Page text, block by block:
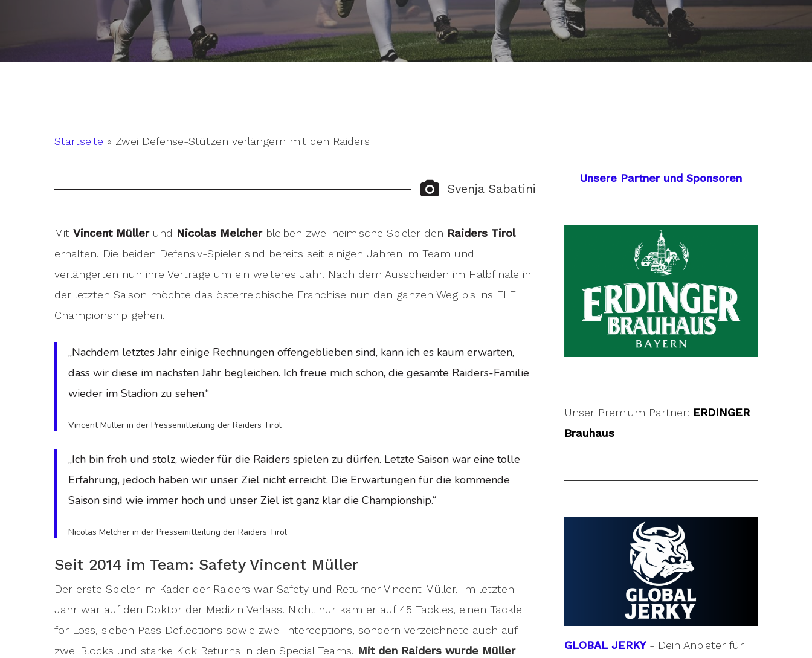
Hit enter to search or ESC to close
Startseite » Zwei Defense-Stützen verlängern mit den Raiders
Svenja Sabatini
Mit Vincent Müllerund Nicolas Melcherbleiben zwei heimische Spieler den Raiders Tirol
erhalten. Die beiden Defensiv-Spieler sind bereits seit einigen Jahren im Team und
verlängerten nun ihre Verträge um ein weiteres Jahr. Nach dem Ausscheiden im Halbfinale in
der letzten Saison möchte das österreichische Franchise nun den ganzen Weg bis ins ELF
Championship gehen.
„Nachdem letztes Jahr einige Rechnungen offengeblieben sind, kann ich es kaum erwarten,
dass wir diese im nächsten Jahr begleichen. Ich freue mich schon, die gesamte Raiders-Familie
wieder im Stadion zu sehen.“
Vincent Müller in der Pressemitteilung der Raiders Tirol
„Ich bin froh und stolz, wieder für die Raiders spielen zu dürfen. Letzte Saison war eine tolle
Erfahrung, jedoch haben wir unser Ziel nicht erreicht. Die Erwartungen für die kommende
Saison sind wie immer hoch und unser Ziel ist ganz klar die Championship.“
Nicolas Melcher in der Pressemitteilung der Raiders Tirol
Seit 2014 im Team: Safety Vincent Müller
Der erste Spieler im Kader der Raiders war Safety und Returner Vincent Müller. Im letzten
Jahr war auf den Doktor der Medizin Verlass. Nicht nur kam er auf 45 Tackles, einen Tackle
for Loss, sieben Pass Deflections sowie zwei Interceptions, sondern verzeichnete auch auf
zwei Blocks und starke Kick Returns in den Special Teams. Mit den Raiders wurde Müller
Unsere Partner und Sponsoren
Unser Premium Partner: ERDINGER
Brauhaus
GLOBAL JERKY- Dein Anbieter für